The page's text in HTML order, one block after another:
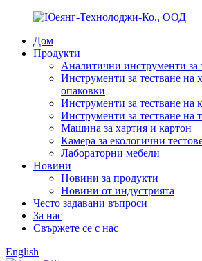
Дом
Продукти
Аналитични инструменти за
Инструменти за тестване на
опаковки
Инструменти за тестване на
Инструменти за тестване на
Машина за хартия и картон
Камера за екологични
Лабораторни мебели
Новини
Новини за продукти
Новини от индустрията
Често задавани въпроси
За нас
Свържете се с нас
English